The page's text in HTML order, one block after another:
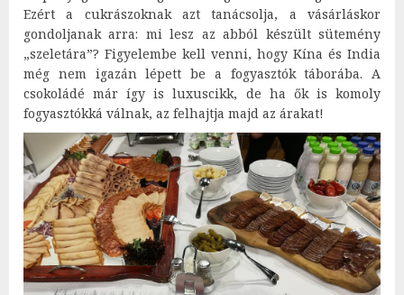
Ezért a cukrászoknak azt tanácsolja, a vásárláskor
gondoljanak arra: mi lesz az abból készült sütemény
„szeletára”? Figyelembe kell venni, hogy Kína és India
még nem igazán lépett be a fogyasztók táborába. A
csokoládé már így is luxuscikk, de ha ők is komoly
fogyasztókká válnak, az felhajtja majd az árakat!